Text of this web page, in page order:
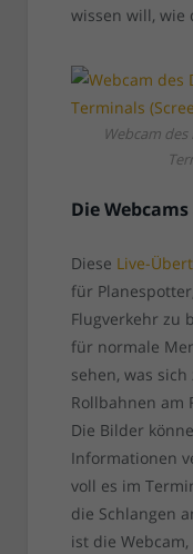
wissen will, wie
Webcam
Die
Diese Live-
für
Flugverkehr zu
für normale
sehen, was
Rollbahnen am
Die Bilder
Informationen
voll es im
die Schlangen
ist die